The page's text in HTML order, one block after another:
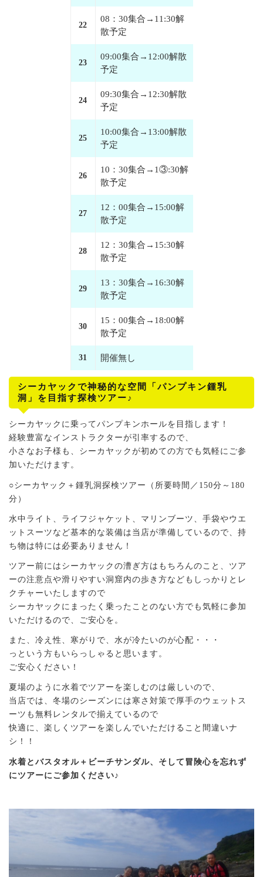
22
08：30集合→11:30解
散予定
23
09:00集合→12:00解散
予定
24
09:30集合→12:30解散
予定
25
10:00集合→13:00解散
予定
26
10：30集合→1③:30解
散予定
27
12：00集合→15:00解
散予定
28
12：30集合→15:30解
散予定
29
13：30集合→16:30解
散予定
30
15：00集合→18:00解
散予定
31 開催無し
シーカヤックで神秘的な空間「パンプキン鍾乳
洞」を目指す探検ツアー♪
シーカヤックに乗ってパンプキンホールを目指します！
経験豊富なインストラクターが引率するので、
小さなお子様も、シーカヤックが初めての方でも気軽にご参
加いただけます。
○シーカヤック＋鍾乳洞探検ツアー（所要時間／150分～180
分）
水中ライト、ライフジャケット、マリンブーツ、手袋やウエ
ットスーツなど基本的な装備は当店が準備しているので、持
ち物は特には必要ありません！
ツアー前にはシーカヤックの漕ぎ方はもちろんのこと、ツア
ーの注意点や滑りやすい洞窟内の歩き方などもしっかりとレ
クチャーいたしますので
シーカヤックにまったく乗ったことのない方でも気軽に参加
いただけるので、ご安心を。
また、冷え性、寒がりで、水が冷たいのが心配・・・
っという方もいらっしゃると思います。
ご安心ください！
夏場のように水着でツアーを楽しむのは厳しいので、
当店では、冬場のシーズンには寒さ対策で厚手のウェットス
ーツも無料レンタルで揃えているので
快適に、楽しくツアーを楽しんでいただけること間違いナ
シ！！
水着とバスタオル＋ビーチサンダル、そして冒険心を忘れず
にツアーにご参加ください♪